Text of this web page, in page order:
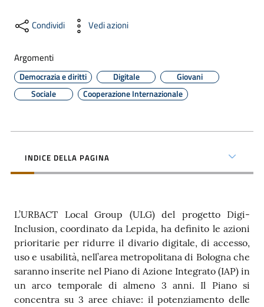
Partecipazione
Approfondimenti
su
Condividi Vedi azioni
Argomenti
Democrazia e diritti Digitale
Giovani
Sociale
Cooperazione Internazionale
INDICE DELLA PAGINA
L’URBACT Local Group (ULG) del progetto Digi-
Inclusion, coordinato da Lepida, ha definito le azioni
prioritarie per ridurre il divario digitale, di accesso,
uso e usabilità, nell’area metropolitana di Bologna che
saranno inserite nel Piano di Azione Integrato (IAP) in
un arco temporale di almeno 3 anni. Il Piano si
concentra su 3 aree chiave: il potenziamento delle